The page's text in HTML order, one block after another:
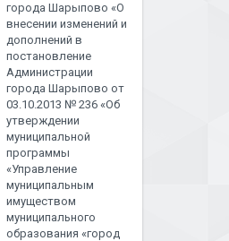
города Шарыпово «О
внесении изменений и
дополнений в
постановление
Администрации
города Шарыпово от
03.10.2013 № 236 «Об
утверждении
муниципальной
программы
«Управление
муниципальным
имуществом
муниципального
образования «город